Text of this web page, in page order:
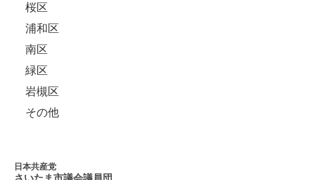
桜区
浦和区
南区
緑区
岩槻区
その他
日本共産党